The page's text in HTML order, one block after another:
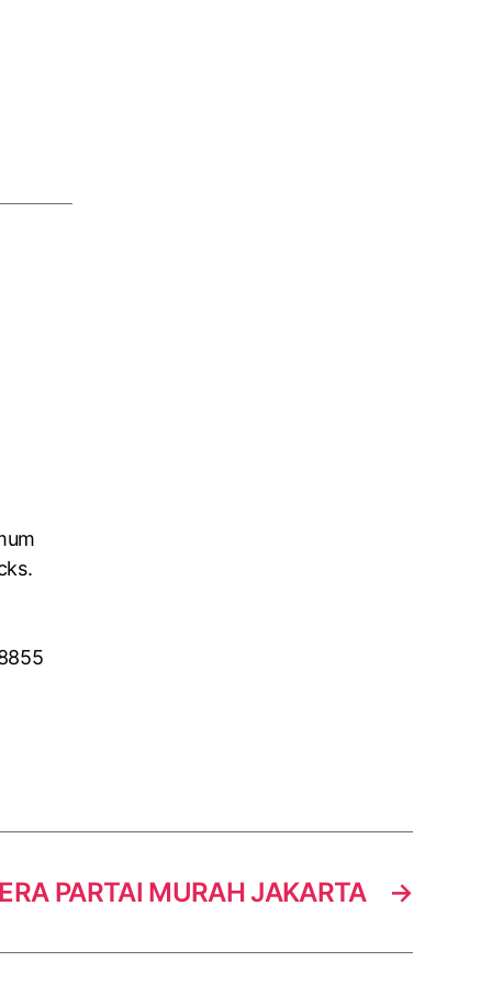
→
PARTAI MURAH JAKARTA